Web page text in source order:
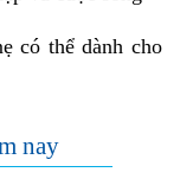
có thể dành cho
nay